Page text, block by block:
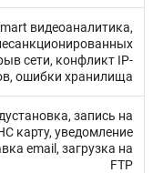
сети, конфликт IP-
ошибки хранилища
запись на
карту, уведомление
email, загрузка на
FTP